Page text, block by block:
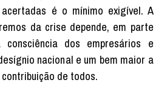
é o mínimo exigível. A
da crise depende, em parte
consciência dos empresários e
nacional e um bem maior a
de todos.